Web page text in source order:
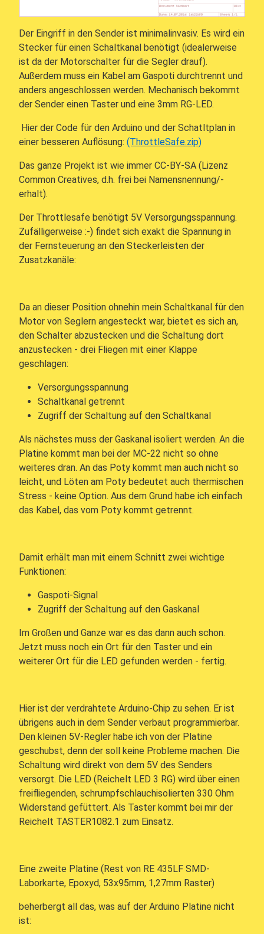
Der Eingriff in den Sender ist minimalinvasiv. Es wird ein
Stecker für einen Schaltkanal benötigt (idealerweise
ist da der Motorschalter für die Segler drauf).
Außerdem muss ein Kabel am Gaspoti durchtrennt und
anders angeschlossen werden. Mechanisch bekommt
der Sender einen Taster und eine 3mm RG-LED.
Hier der Code für den Arduino und der Schatltplan in
einer besseren Auflösung: (ThrottleSafe.zip)
Das ganze Projekt ist wie immer CC-BY-SA (Lizenz
Common Creatives, d.h. frei bei Namensnennung/-
erhalt).
Der Throttlesafe benötigt 5V Versorgungsspannung.
Zufälligerweise :-) findet sich exakt die Spannung in
der Fernsteuerung an den Steckerleisten der
Zusatzkanäle:
Da an dieser Position ohnehin mein Schaltkanal für den
Motor von Seglern angesteckt war, bietet es sich an,
den Schalter abzustecken und die Schaltung dort
anzustecken - drei Fliegen mit einer Klappe
geschlagen:
Versorgungsspannung
Schaltkanal getrennt
Zugriff der Schaltung auf den Schaltkanal
Als nächstes muss der Gaskanal isoliert werden. An die
Platine kommt man bei der MC-22 nicht so ohne
weiteres dran. An das Poty kommt man auch nicht so
leicht, und Löten am Poty bedeutet auch thermischen
Stress - keine Option. Aus dem Grund habe ich einfach
das Kabel, das vom Poty kommt getrennt.
Damit erhält man mit einem Schnitt zwei wichtige
Funktionen:
Gaspoti-Signal
Zugriff der Schaltung auf den Gaskanal
Im Großen und Ganze war es das dann auch schon.
Jetzt muss noch ein Ort für den Taster und ein
weiterer Ort für die LED gefunden werden - fertig.
Hier ist der verdrahtete Arduino-Chip zu sehen. Er ist
übrigens auch in dem Sender verbaut programmierbar.
Den kleinen 5V-Regler habe ich von der Platine
geschubst, denn der soll keine Probleme machen. Die
Schaltung wird direkt von dem 5V des Senders
versorgt. Die LED (Reichelt LED 3 RG) wird über einen
freifliegenden, schrumpfschlauchisolierten 330 Ohm
Widerstand gefüttert. Als Taster kommt bei mir der
Reichelt TASTER1082.1 zum Einsatz.
Eine zweite Platine (Rest von RE 435LF SMD-
Laborkarte, Epoxyd, 53x95mm, 1,27mm Raster)
beherbergt all das, was auf der Arduino Platine nicht
ist: